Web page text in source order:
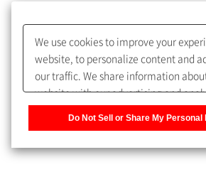
めします。
My SHIMADZU for Analyticalへ登録いた
取扱説明書・Webinarなどの閲覧がで
うになります。
We use cookies to improve your
website, to personalize content and
our traffic. We share information
website with our advertising and
Do Not Sell or Share My Personal